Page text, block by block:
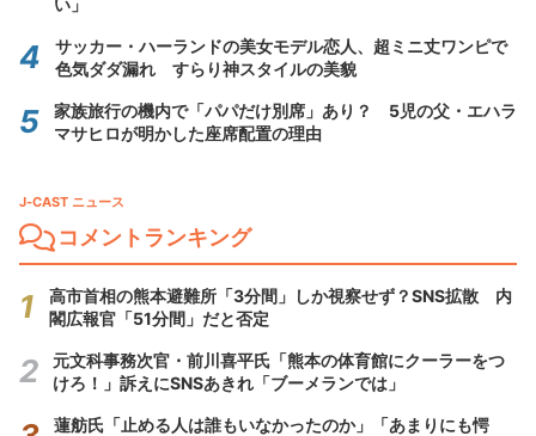
い」
サッカー・ハーランドの美女モデル恋人、超ミニ丈ワンピで
色気ダダ漏れ すらり神スタイルの美貌
家族旅行の機内で「パパだけ別席」あり？ 5児の父・エハラ
マサヒロが明かした座席配置の理由
J-CAST ニュース
コメントランキング
高市首相の熊本避難所「3分間」しか視察せず？SNS拡散 内
閣広報官「51分間」だと否定
元文科事務次官・前川喜平氏「熊本の体育館にクーラーをつ
けろ！」訴えにSNSあきれ「ブーメランでは」
蓮舫氏「止める人は誰もいなかったのか」「あまりにも愕